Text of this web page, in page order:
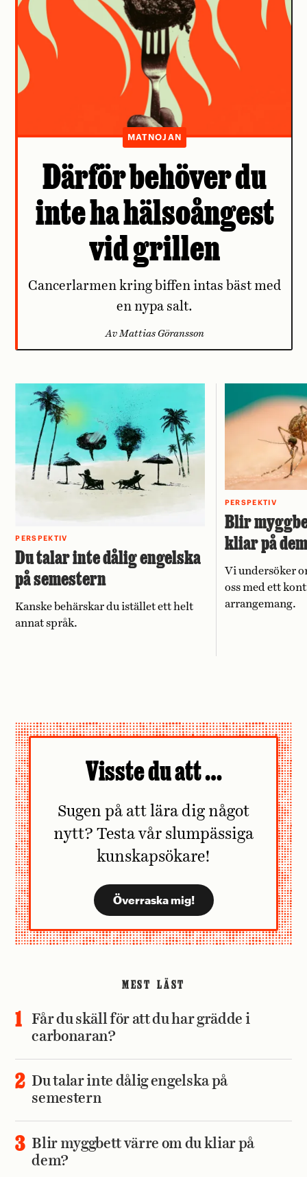
MATNOJAN
Därför behöver du
inte ha hälsoångest
vid grillen
Cancerlarmen kring biffen intas bäst med
en nypa salt.
Av Mattias Göransson
PERSPEKTIV
Du talar inte dålig engelska
på semestern
Kanske behärskar du istället ett helt
annat språk.
PERSPEKTIV
Blir
kliar på
Vi undersöker
oss med ett
arrangemang.
Visste du att …
Sugen på att lära dig något
nytt? Testa vår slumpässiga
kunskapsökare!
MEST LÄST
Får du skäll för att du har grädde i
carbonaran?
Du talar inte dålig engelska på
semestern
Blir myggbett värre om du kliar på
dem?